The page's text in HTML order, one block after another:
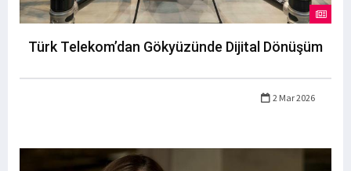
Türk Telekom’dan Gökyüzünde Dijital Dönüşüm
2 Mar 2026